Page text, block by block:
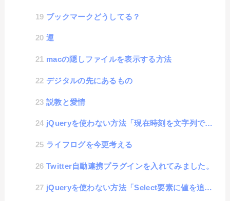
ブックマークどうしてる？
運
macの隠しファイルを表示する方法
デジタルの先にあるもの
説教と愛情
jQueryを使わない方法「現在時刻を文字列で得る」
ライフログを今更考える
Twitter自動連携プラグインを入れてみました。
jQueryを使わない方法「Select要素に値を追加する」